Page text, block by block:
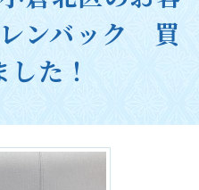
ンバック 買
た！